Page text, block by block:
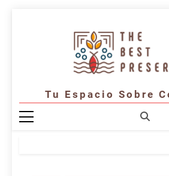
Tu Espacio Sobre